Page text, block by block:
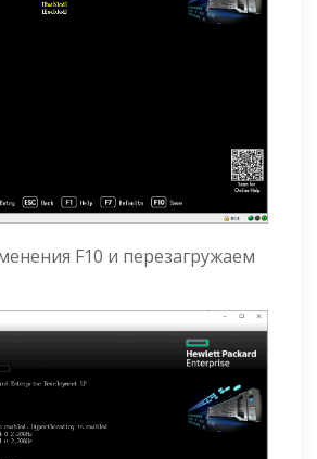
F10 и перезагружаем